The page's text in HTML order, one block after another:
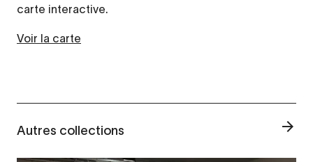
carte interactive.
Voir la carte
Autres collections